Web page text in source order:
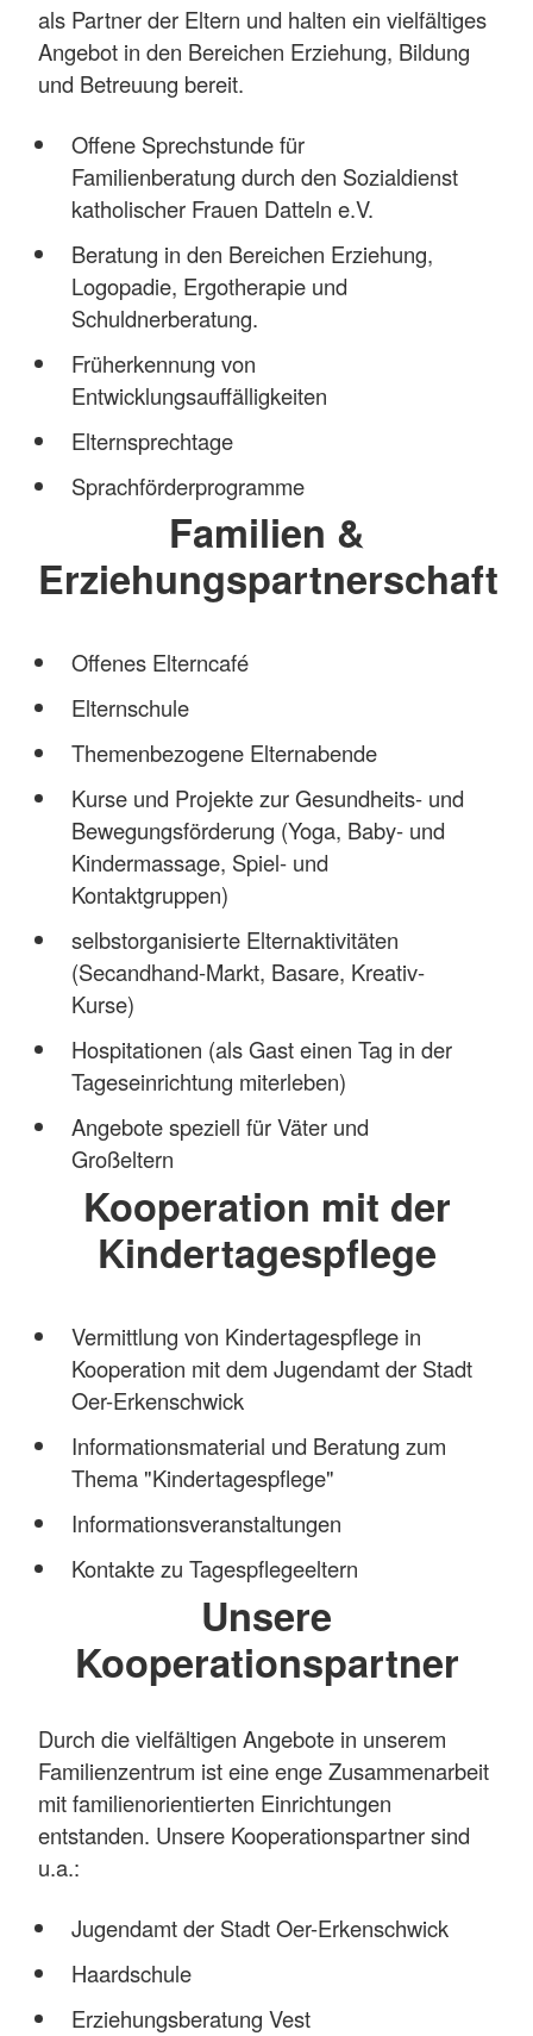
als Partner der Eltern und halten ein vielfältiges
Angebot in den Bereichen Erziehung, Bildung
und Betreuung bereit.
Offene Sprechstunde für
Familienberatung durch den Sozialdienst
katholischer Frauen Datteln e.V.
Beratung in den Bereichen Erziehung,
Logopadie, Ergotherapie und
Schuldnerberatung.
Früherkennung von
Entwicklungsauffälligkeiten
Elternsprechtage
Sprachförderprogramme
Familien &
Erziehungspartnerschaft
Offenes Elterncafé
Elternschule
Themenbezogene Elternabende
Kurse und Projekte zur Gesundheits- und
Bewegungsförderung (Yoga, Baby- und
Kindermassage, Spiel- und
Kontaktgruppen)
selbstorganisierte Elternaktivitäten
(Secandhand-Markt, Basare, Kreativ-
Kurse)
Hospitationen (als Gast einen Tag in der
Tageseinrichtung miterleben)
Angebote speziell für Väter und
Großeltern
Kooperation mit der
Kindertagespflege
Vermittlung von Kindertagespflege in
Kooperation mit dem Jugendamt der Stadt
Oer-Erkenschwick
Informationsmaterial und Beratung zum
Thema "Kindertagespflege"
Informationsveranstaltungen
Kontakte zu Tagespflegeeltern
Unsere
Kooperationspartner
Durch die vielfältigen Angebote in unserem
Familienzentrum ist eine enge Zusammenarbeit
mit familienorientierten Einrichtungen
entstanden. Unsere Kooperationspartner sind
u.a.:
Jugendamt der Stadt Oer-Erkenschwick
Haardschule
Erziehungsberatung Vest